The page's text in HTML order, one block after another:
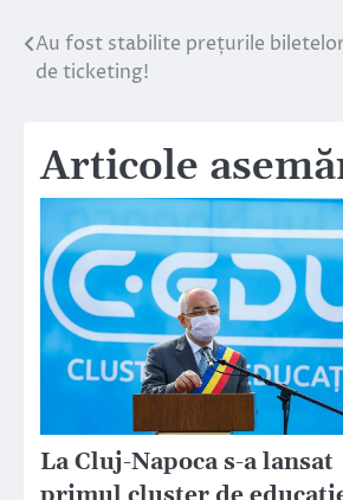
Navigare
Au fost stabilite prețurile
de ticketing!
Articole
La Cluj-Napoca s-a lansat